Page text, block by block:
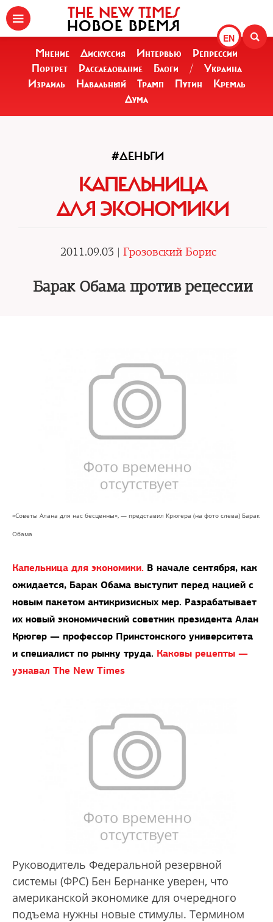
EN
THE NEW TIMES
НОВОЕ ВРЕМЯ
Мнение Дискуссия Интервью
Репрессии
Портрет
Расследование Блоги /
Украина
Израиль
Навальный Трамп Путин
Кремль
Дума
#ДЕНЬГИ
КАПЕЛЬНИЦА
ДЛЯ ЭКОНОМИКИ
2011.09.03 | Грозовский Борис
Барак Обама против рецессии
«Советы Алана для нас бесценны», — представил Крюгера (на фото слева) Барак
Обама
Капельница для экономики. В начале сентября, как
ожидается, Барак Обама выступит перед нацией с
новым пакетом антикризисных мер. Разрабатывает
их новый экономический советник президента Алан
Крюгер — профессор Принстонского университета
и специалист по рынку труда. Каковы рецепты —
узнавал The New Times
Руководитель Федеральной резервной
системы (ФРС) Бен Бернанке уверен, что
американской экономике для очередного
подъема нужны новые стимулы. Термином